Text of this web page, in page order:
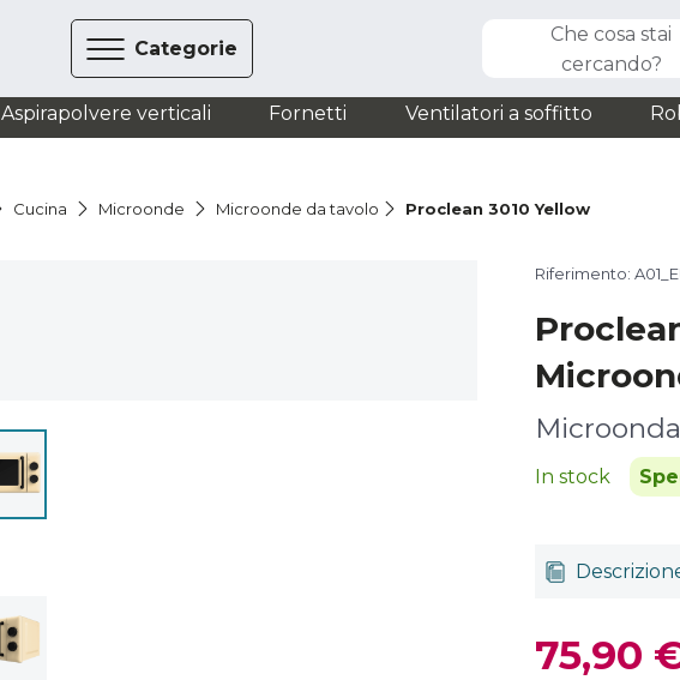
Categorie
Che cosa stai
cercando?
Aspirapolvere verticali Fornetti Ventilatori a soffitto
Cucina Microonde Microonde da tavolo Proclean 3010 Yellow
Riferimento:
In stock
75,90